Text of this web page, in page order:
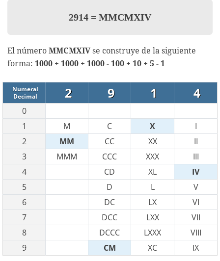
2914 = MMCMXIV
El número MMCMXIVse construye de la siguiente
forma: 1000 + 1000 + 1000 - 100 + 10 + 5 - 1
Numeral
Decimal
2 9 1 4
0
1
M C X
I
2
MM CC XX
II
3
MMM CCC XXX
III
4
CD XL
IV
5
D L
V
6
DC LX
VI
7
DCC LXX
VII
8
DCCC LXXX
VIII
9
CM XC IX